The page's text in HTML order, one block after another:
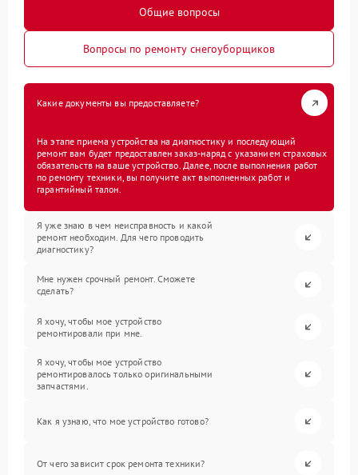
Общие вопросы
Вопросы по ремонту снегоуборщиков
Какие документы вы предоставляете?
На этапе приема устройства на диагностику и последующий
ремонт вам будет предоставлен заказ-наряд с указанием страховых
обязательств на ваше устройство. Далее, после выполнения работ
по ремонту техники, вы получите акт выполненных работ и
гарантийный талон.
Я уже знаю в чем неисправность и какой
ремонт необходим. Для чего проводить
диагностику?
Мне нужен срочный ремонт. Сможете
сделать?
Я хочу, чтобы мое устройство
ремонтировали при мне.
Я хочу, чтобы мое устройство
ремонтировалось только оригинальными
запчастями.
Как я узнаю, что мое устройство готово?
От чего зависит срок ремонта техники?